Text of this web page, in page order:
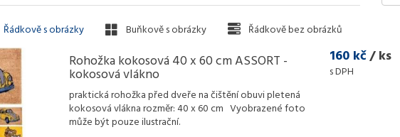
Řádkově s obrázky Buňkově s obrázky Řádkově bez obrázků
Rohožka kokosová 40 x 60 cm ASSORT -
kokosová vlákno
praktická rohožka před dveře na čištění obuvi pletená
kokosová vlákna rozměr: 40 x 60 cm Vyobrazené foto
může být pouze ilustrační.
160 kč/ ks
s DPH